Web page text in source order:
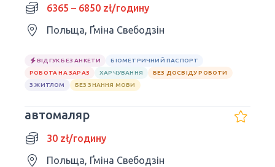
6365 – 6850 zł/годину
Польща, Ґміна Свебодзін
ВІДГУК БЕЗ АНКЕТИ
БІОМЕТРИЧНИЙ ПАСПОРТ
РОБОТА НА ЗАРАЗ
ХАРЧУВАННЯ
БЕЗ ДОСВІДУ РОБОТИ
З ЖИТЛОМ
БЕЗ ЗНАННЯ МОВИ
автомаляр
30 zł/годину
Польща, Ґміна Свебодзін